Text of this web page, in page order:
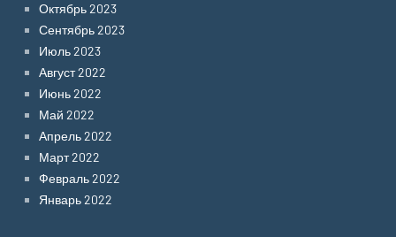
Октябрь 2023
Сентябрь 2023
Июль 2023
Август 2022
Июнь 2022
Май 2022
Апрель 2022
Март 2022
Февраль 2022
Январь 2022